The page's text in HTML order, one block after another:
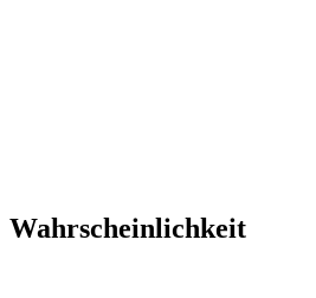
Wahrscheinlichkeit